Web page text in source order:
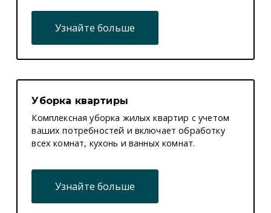
Узнайте больше
Уборка квартиры
Комплексная уборка жилых квартир с учетом
ваших потребностей и включает обработку
всех комнат, кухонь и ванных комнат.
Узнайте больше